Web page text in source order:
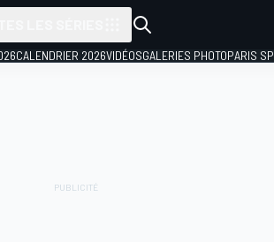
CALENDRIER 2026VIDÉOSGALERIES PHOTOPARIS